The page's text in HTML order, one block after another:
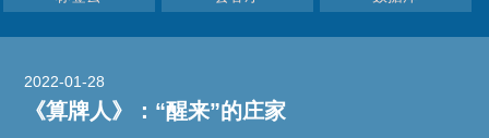
2022-01-28
《算牌人》：“醒来”的庄家